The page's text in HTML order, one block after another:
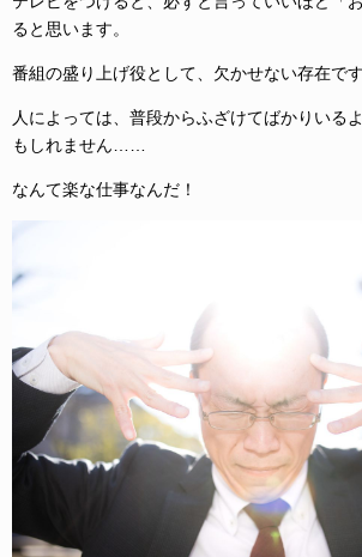
ると思います。
番組の盛り上げ役として、欠かせない存在です
人によっては、普段からふざけてばかりいる
もしれません……
なんて楽な仕事なんだ！